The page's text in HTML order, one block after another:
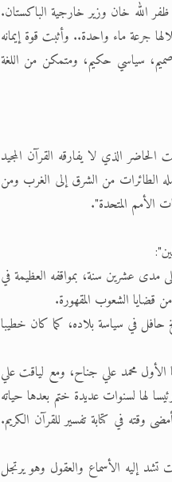
الله خان وزير خارجية الباكستان.
جرعة ماء واحدة.. وأثبت قوة إيمانه
سياسي حكيم، ومتمكن من اللغة
الذي لا يفارقه القرآن المجيد
الطائرات من الشرق إلى الغرب ومن
الأمم المتحدة".
عشرين سنة، بمواقفه العظيمة في
قضايا الشعوب المقهورة.
في سياسة بلاده، كما كان خطيبا
الأول محمد علي جناح، ومع لياقت علي
لها لسنوات عديدة ختم بعدها حياته
وقته في كتابة تفسير للقرآن الكريم.
إليه الأسماع والعقول وهو يرتجل